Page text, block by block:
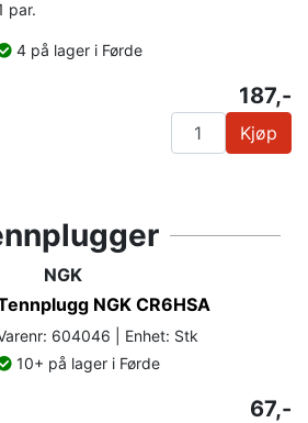
par.
4 på lager i Førde
187,-
Kjøp
NGK
NGK CR6HSA
604046 | Enhet: Stk
10+ på lager i Førde
67,-